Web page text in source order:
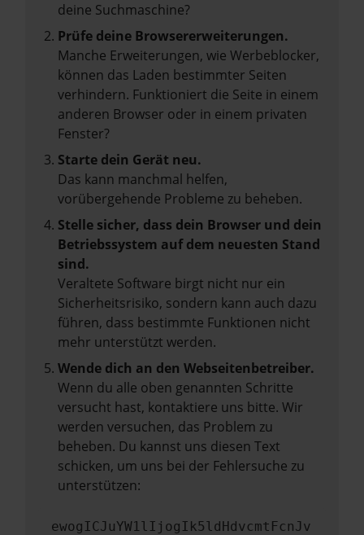
deine Suchmaschine?
Prüfe deine Browsererweiterungen.
Manche Erweiterungen, wie Werbeblocker,
können das Laden bestimmter Seiten
verhindern. Funktioniert die Seite in einem
anderen Browser oder in einem privaten
Fenster?
Starte dein Gerät neu.
Das kann manchmal helfen,
vorübergehende Probleme zu beheben.
Stelle sicher, dass dein Browser und dein
Betriebssystem auf dem neuesten Stand
sind.
Veraltete Software birgt nicht nur ein
Sicherheitsrisiko, sondern kann auch dazu
führen, dass bestimmte Funktionen nicht
mehr unterstützt werden.
Wende dich an den Webseitenbetreiber.
Wenn du alle oben genannten Schritte
versucht hast, kontaktiere uns bitte. Wir
werden versuchen, das Problem zu
beheben. Du kannst uns diesen Text
schicken, um uns bei der Fehlersuche zu
unterstützen:
ewogICJuYW1lIjogIk5ldHdvcmtFcnJv